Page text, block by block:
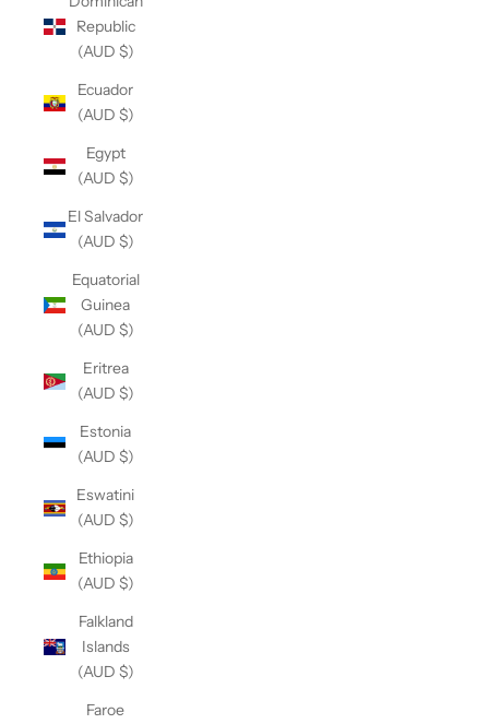
Republic
(AUD $)
Ecuador
(AUD $)
Egypt
(AUD $)
El Salvador
(AUD $)
Equatorial
Guinea
(AUD $)
Eritrea
(AUD $)
Estonia
(AUD $)
Eswatini
(AUD $)
Ethiopia
(AUD $)
Falkland
Islands
(AUD $)
Faroe